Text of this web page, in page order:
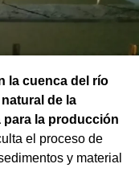
la cuenca del río
de la
para la producción
el proceso de
y material